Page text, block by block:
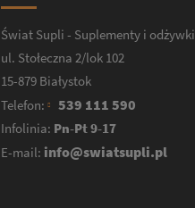
Świat Supli - Suplementy i odżywki
ul. Stołeczna 2/lok 102
15-879 Białystok
Telefon:
539 111 590
Infolinia: Pn-Pt 9-17
E-mail: info@swiatsupli.pl